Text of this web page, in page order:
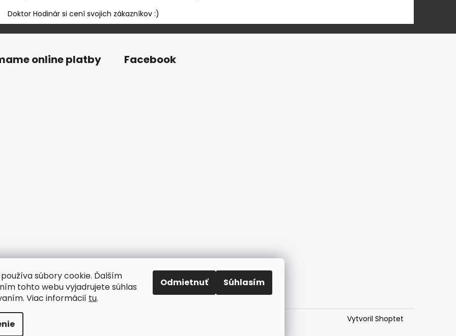
súbory cookie. Ďalším
tohto webu vyjadrujete súhlas
Viac informácií tu.
Odmietnuť Súhlasím
v
Doktor Hodinár si cení svojich zákazníkov :)
online platby Facebook
www.drhodinar.sk
Vytvoril Shoptet